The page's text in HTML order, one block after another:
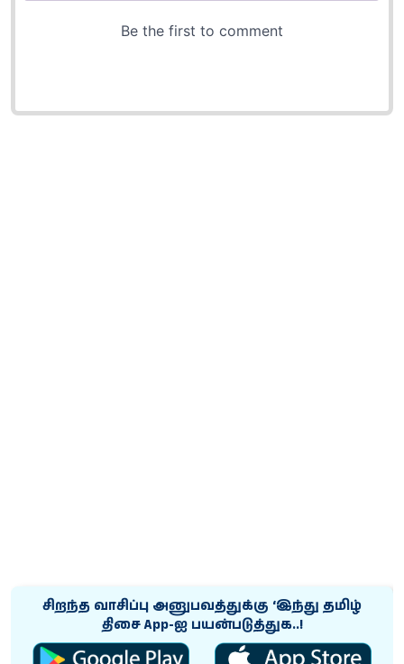
சிறந்த வாசிப்பு அனுபவத்துக்கு ‘இந்து தமிழ்
திசை App-ஐ பயன்படுத்துக..!